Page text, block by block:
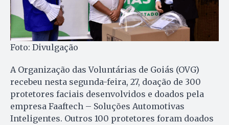
Foto: Divulgação
A Organização das Voluntárias de Goiás (OVG)
recebeu nesta segunda-feira, 27, doação de 300
protetores faciais desenvolvidos e doados pela
empresa Faaftech – Soluções Automotivas
Inteligentes. Outros 100 protetores foram doados